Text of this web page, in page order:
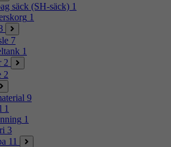
säck (SH-säck) 1
1
7
1
2
2
9
1
1
3
11